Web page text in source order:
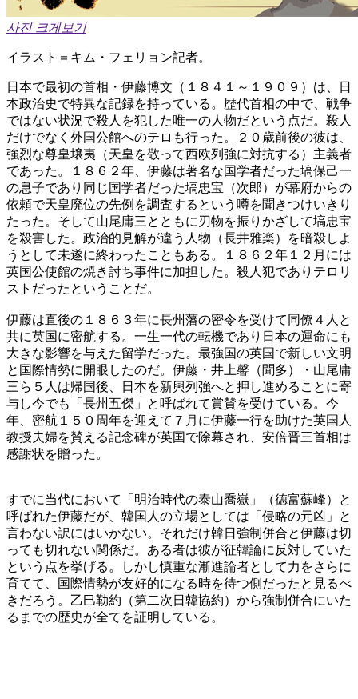
사진 크게보기
イラスト＝キム・フェリョン記者。
日本で最初の首相・伊藤博文（１８４１～１９０９）は、日
本政治史で特異な記録を持っている。歴代首相の中で、戦争
ではない状況で殺人を犯した唯一の人物だという点だ。殺人
だけでなく外国公館へのテロも行った。２０歳前後の彼は、
強烈な尊皇壌夷（天皇を敬って西欧列強に対抗する）主義者
であった。１８６２年、伊藤は著名な国学者だった塙保己一
の息子であり同じ国学者だった塙忠宝（次郎）が幕府からの
依頼で天皇廃位の先例を調査するという噂を聞きつけいきり
たった。そして山尾庸三とともに刃物を振りかざして塙忠宝
を殺害した。政治的見解が違う人物（長井雅楽）を暗殺しよ
うとして未遂に終わったこともある。１８６２年１２月には
英国公使館の焼き討ち事件に加担した。殺人犯でありテロリ
ストだったということだ。
伊藤は直後の１８６３年に長州藩の密令を受けて同僚４人と
共に英国に密航する。一生一代の転機であり日本の運命にも
大きな影響を与えた留学だった。最強国の英国で新しい文明
と国際情勢に開眼したのだ。伊藤・井上馨（聞多）・山尾庸
三ら５人は帰国後、日本を新興列強へと押し進めることに寄
与し今でも「長州五傑」と呼ばれて賞賛を受けている。今
年、密航１５０周年を迎えて７月に伊藤一行を助けた英国人
教授夫婦を賛える記念碑が英国で除幕され、安倍晋三首相は
感謝状を贈った。
すでに当代において「明治時代の泰山喬嶽」（徳富蘇峰）と
呼ばれた伊藤だが、韓国人の立場としては「侵略の元凶」と
言わない訳にはいかない。それだけ韓日強制併合と伊藤は切
っても切れない関係だ。ある者は彼が征韓論に反対していた
という点を挙げる。しかし慎重な漸進論者として力をさらに
育てて、国際情勢が友好的になる時を待つ側だったと見るべ
きだろう。乙巳勒約（第二次日韓協約）から強制併合にいた
るまでの歴史が全てを証明している。